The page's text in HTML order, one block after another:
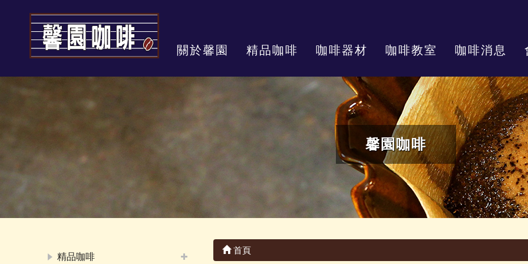
關於馨園 精品咖啡 咖啡器材 咖啡教室 咖啡消息
馨園咖啡
精品咖啡
首頁